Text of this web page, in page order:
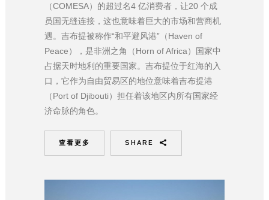
（COMESA）的超过名4 亿消费者，让20 个成
员国无缝连接，这也意味着巨大的市场和营商机
遇。吉布提被称作“和平避风港”（Haven of
Peace），是非洲之角（Horn of Africa）国家中
占据天时地利的重要国家。吉布提位于红海的入
口，它作为自由贸易区的地位意味着吉布提港
（Port of Djibouti）担任着该地区内所有国家经
济命脉的角色。
查看更多 SHARE